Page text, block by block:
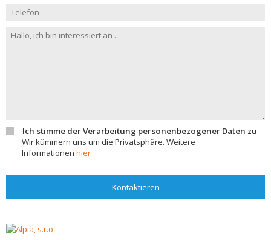
Ich stimme der Verarbeitung personenbezogener Daten zu
Wir kümmern uns um die Privatsphäre. Weitere
Informationen hier
Kontaktieren